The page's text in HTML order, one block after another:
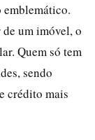
emblemático.
um imóvel, o
Quem só tem
sendo
crédito mais